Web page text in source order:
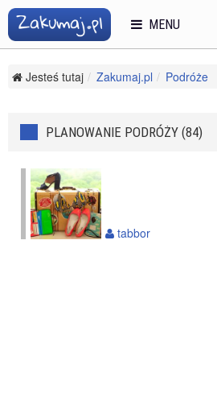
Jesteś tutaj Zakumaj.pl
Podróże
PLANOWANIE PODRÓŻY (84)
tabbor
MENU